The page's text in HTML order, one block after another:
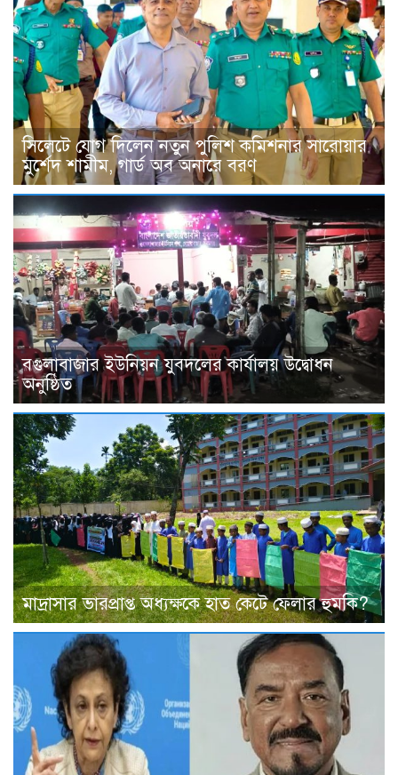
সিলেটে যোগ দিলেন নতুন পুলিশ কমিশনার সারোয়ার
মুর্শেদ শামীম, গার্ড অব অনারে বরণ
বগুলাবাজার ইউনিয়ন যুবদলের কার্যালয় উদ্বোধন
অনুষ্ঠিত
মাদ্রাসার ভারপ্রাপ্ত অধ্যক্ষকে হাত কেটে ফেলার হুমকি?